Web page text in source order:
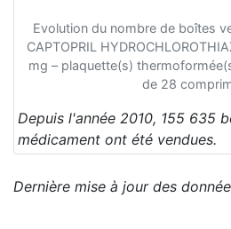
Evolution du nombre de boîtes
CAPTOPRIL
mg – plaquette(s)
de 28
Depuis l'année 2010, 155 635
médicament ont été vendues.
Dernière mise à jour des